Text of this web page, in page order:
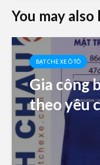
You may also
BẠT CHE XE Ô TÔ
Gia công
theo yêu